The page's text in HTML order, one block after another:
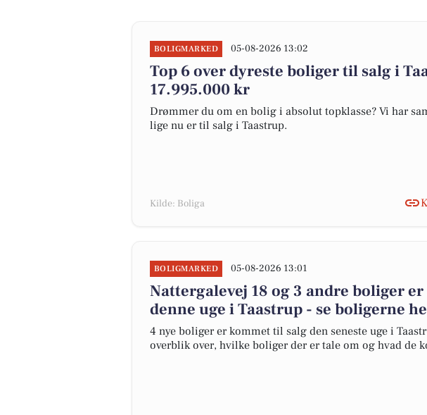
BOLIGMARKED 05-08-2026 13:02
Top 6 over dyreste boliger til salg i
17.995.000 kr
Drømmer du om en bolig i absolut topklasse? Vi har
lige nu er til salg i Taastrup.
Kilde: Boliga
BOLIGMARKED 05-08-2026 13:01
Nattergalevej 18 og 3 andre boliger
denne uge i Taastrup - se boligerne
4 nye boliger er kommet til salg den seneste uge i
overblik over, hvilke boliger der er tale om og hvad de